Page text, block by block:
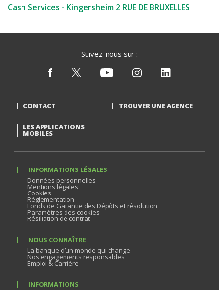
Cash Services - Kingersheim 2 RUE DE BRUXELLES
Suivez-nous sur :
CONTACT TROUVER UNE AGENCE
LES APPLICATIONS
MOBILES
INFORMATIONS LÉGALES
Données personnelles
Mentions légales
Cookies
Réglementation
Fonds de Garantie des Dépôts et résolution
Paramètres des cookies
Résiliation de contrat
NOUS CONNAÎTRE
La banque d’un monde qui change
Nos engagements responsables
Emploi & Carrière
INFORMATIONS